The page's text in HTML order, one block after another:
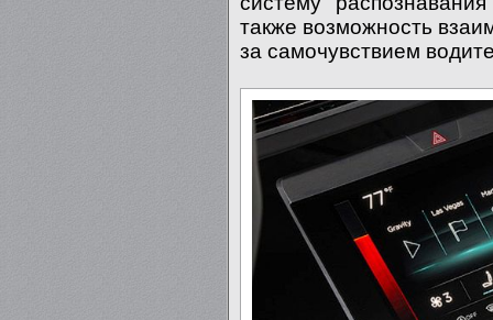
также возможность
за самочувствием